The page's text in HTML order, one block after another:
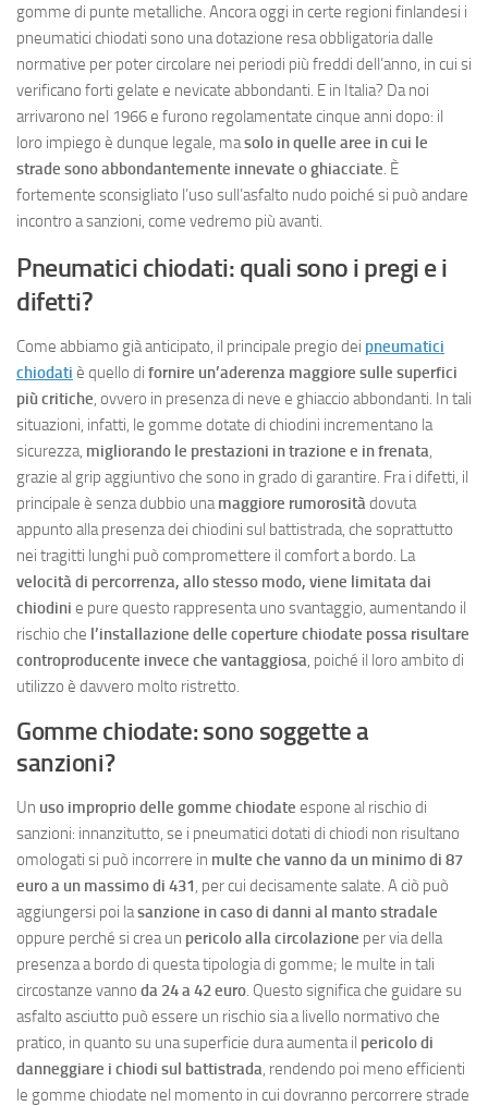
gomme di punte metalliche. Ancora oggi in certe regioni finlandesi i
pneumatici chiodati sono una dotazione resa obbligatoria dalle
normative per poter circolare nei periodi più freddi dell’anno, in cui si
verificano forti gelate e nevicate abbondanti. E in Italia? Da noi
arrivarono nel 1966 e furono regolamentate cinque anni dopo: il
loro impiego è dunque legale, masolo in quelle aree in cui le
strade sono abbondantemente innevate o ghiacciate . È
fortemente sconsigliato l’uso sull’asfalto nudo poiché si può andare
incontro a sanzioni, come vedremo più avanti.
Pneumatici chiodati: quali sono i pregi e i
difetti?
Come abbiamo già anticipato, il principale pregio dei pneumatici
chiodati è quello di fornire un’aderenza maggiore sulle superfici
più critiche , ovvero in presenza di neve e ghiaccio abbondanti. In tali
situazioni, infatti, le gomme dotate di chiodini incrementano la
sicurezza, migliorando le prestazioni in trazione e in frenata
grazie al grip aggiuntivo che sono in grado di garantire. Fra i difetti, il
principale è senza dubbio una maggiore rumorosità dovuta
appunto alla presenza dei chiodini sul battistrada, che soprattutto
nei tragitti lunghi può compromettere il comfort a bordo. La
velocità di percorrenza, allo stesso modo, viene limitata dai
chiodini e pure questo rappresenta uno svantaggio, aumentando il
rischio che l’installazione delle coperture chiodate possa risultare
controproducente invece che vantaggiosa , poiché il loro ambito di
utilizzo è davvero molto ristretto.
Gomme chiodate: sono soggette a
sanzioni?
Un uso improprio delle gomme chiodate espone al rischio di
sanzioni: innanzitutto, se i pneumatici dotati di chiodi non risultano
omologati si può incorrere in multe che vanno da un minimo di 87
euro a un massimo di 431 , per cui decisamente salate. A ciò può
aggiungersi poi lasanzione in caso di danni al manto stradale
oppure perché si crea un pericolo alla circolazione per via della
presenza a bordo di questa tipologia di gomme; le multe in tali
circostanze vanno da 24 a 42 euro . Questo significa che guidare su
asfalto asciutto può essere un rischio sia a livello normativo che
pratico, in quanto su una superficie dura aumenta il pericolo di
danneggiare i chiodi sul battistrada , rendendo poi meno efficienti
le gomme chiodate nel momento in cui dovranno percorrere strade